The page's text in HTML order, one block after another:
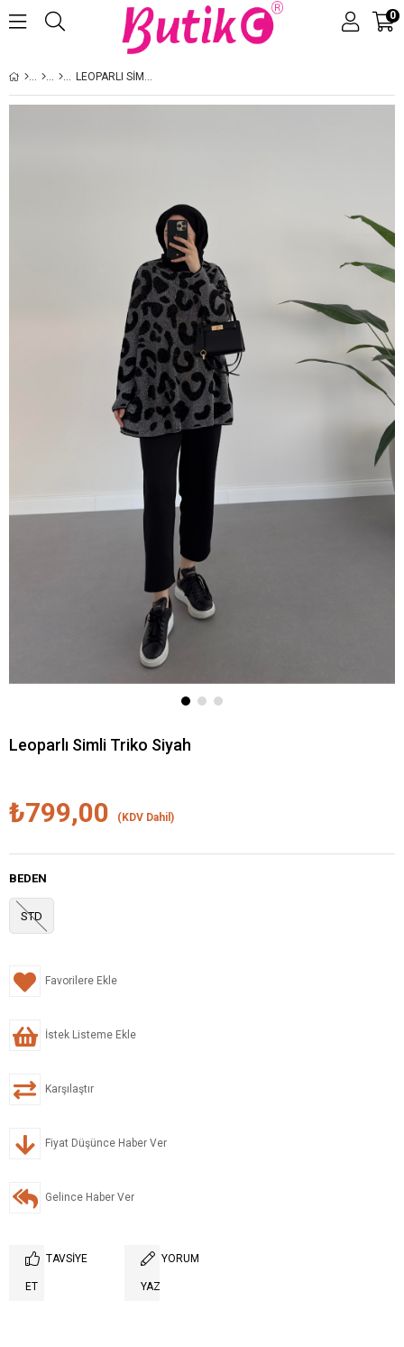
0
LEOPARLI SIMLI TRIKO SIYAH
Leoparlı Simli Triko Siyah
₺799,00 (KDV Dahil)
BEDEN
STD
Favorilere Ekle
İstek Listeme Ekle
Karşılaştır
Fiyat Düşünce Haber Ver
Gelince Haber Ver
TAVSIYE
ET
YORUM
YAZ